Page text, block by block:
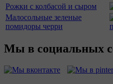
Рожки с колбасой и сыром
Малосольные зеленые
помидоры черри
Мы в социальных